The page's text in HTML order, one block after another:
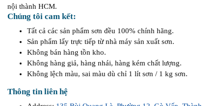
nội thành HCM.
Chúng tôi cam kết:
Tất cả các sản phẩm sơn đều 100% chính hãng.
Sản phẩm lấy trực tiếp từ nhà máy sản xuất sơn.
Không bán hàng tồn kho.
Không hàng giả, hàng nhái, hàng kém chất lượng.
Không lệch màu, sai màu dù chỉ 1 lít sơn / 1 kg sơn.
Thông tin liên hệ